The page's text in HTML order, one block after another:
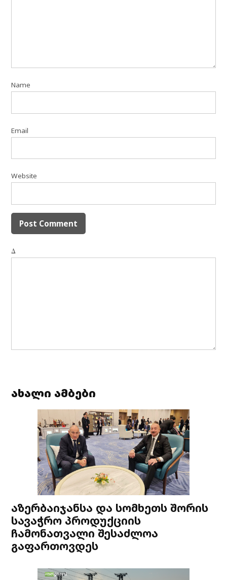
Name
Email
Website
Δ
ახალი ამბები
აზერბაიჯანსა და სომხეთს შორის
სავაჭრო პროდუქციის
ჩამონათვალი შესაძლოა
გაფართოვდეს